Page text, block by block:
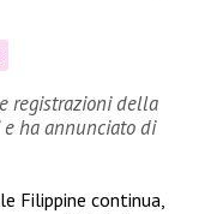
registrazioni della
e ha annunciato di
Filippine continua,